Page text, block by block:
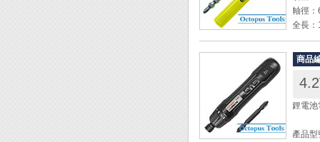
◆ 日
電池。
◆ 把
後約5
電，
整組
軸徑
全長
操作
1. 裝
2. 取
◆ 螢光
商品
鋰電
產品